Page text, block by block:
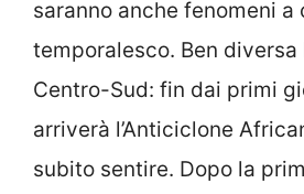
saranno anche fenomeni a
temporalesco. Ben diversa
Centro-Sud: fin dai primi
arriverà l’Anticiclone
subito sentire. Dopo la